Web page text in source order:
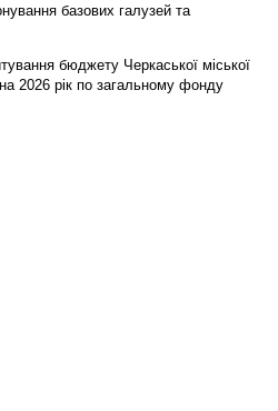
базових галузей та
бюджету Черкаської міської
2026 рік по загальному фонду